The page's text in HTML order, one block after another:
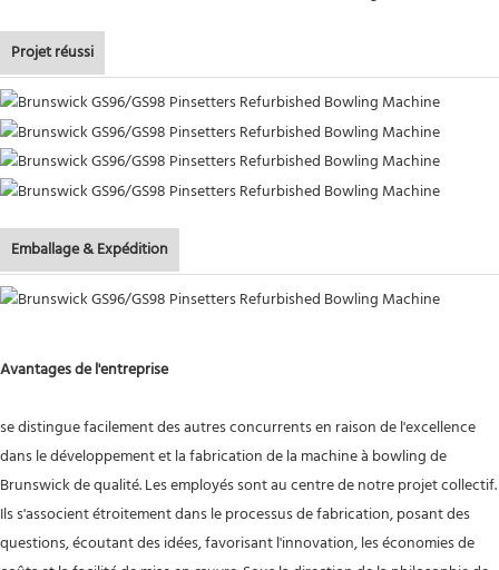
Projet réussi
Emballage & Expédition
Avantages de l'entreprise
se distingue facilement des autres concurrents en raison de l'excellence
dans le développement et la fabrication de la machine à bowling de
Brunswick de qualité. Les employés sont au centre de notre projet collectif.
Ils s'associent étroitement dans le processus de fabrication, posant des
questions, écoutant des idées, favorisant l'innovation, les économies de